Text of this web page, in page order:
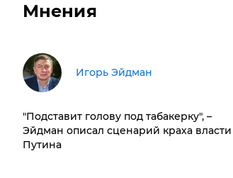
Мнения
Игорь Эйдман
​"Подставит голову под табакерку", –
Эйдман описал сценарий краха власти
Путина